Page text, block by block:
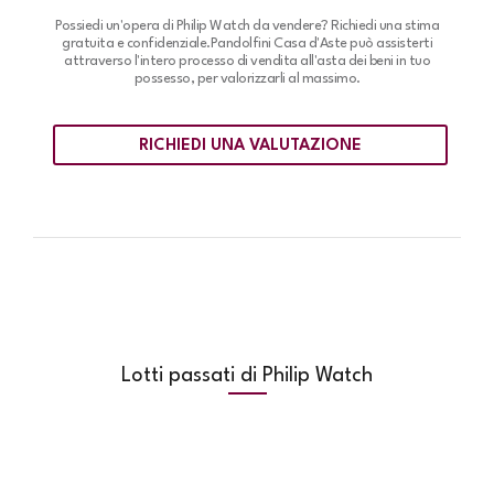
Possiedi un'opera di Philip Watch da vendere? Richiedi una stima
gratuita e confidenziale. Pandolfini Casa d'Aste può assisterti
attraverso l'intero processo di vendita all'asta dei beni in tuo
possesso, per valorizzarli al massimo.
RICHIEDI UNA VALUTAZIONE
Lotti passati di Philip Watch